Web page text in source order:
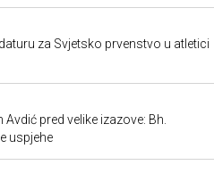
za Svjetsko prvenstvo u atletici
pred velike izazove: Bh.
uspjehe